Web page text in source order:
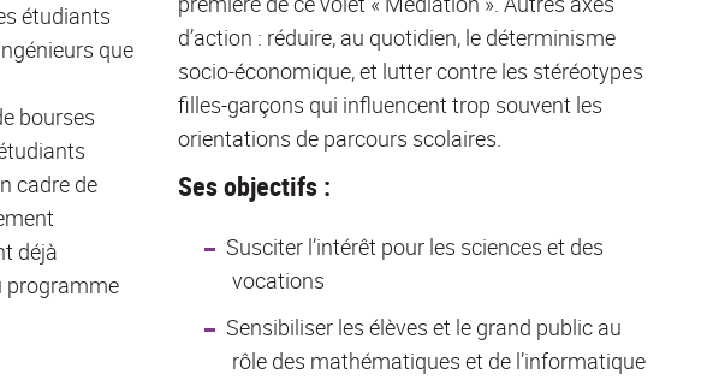
étudiants
que
bourses
cadre de
déjà
programme
d’action : réduire, au quotidien, le déterminisme
socio-économique, et lutter contre les stéréotypes
filles-garçons qui influencent trop souvent les
orientations de parcours scolaires.
Ses objectifs :
Susciter l’intérêt pour les sciences et des
vocations
Sensibiliser les élèves et le grand public au
rôle des mathématiques et de l’informatique